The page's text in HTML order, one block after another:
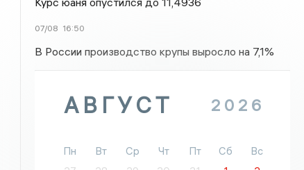
07/08 16:50
В России производство крупы выросло на 7,1%
АВГУСТ 2026
Пн Вт Ср Чт Пт Сб
Вс